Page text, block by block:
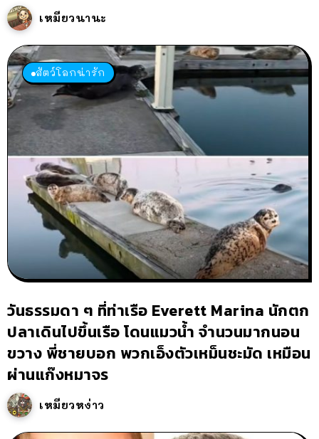
เหมียวนานะ
สัตว์โลกน่ารัก
วันธรรมดา ๆ ที่ท่าเรือ Everett Marina นักตก
ปลาเดินไปขึ้นเรือ โดนแมวน้ำ จำนวนมากนอน
ขวาง พี่ชายบอก พวกเอ็งตัวเหม็นชะมัด เหมือน
ผ่านแก๊งหมาจร
เหมียวหง่าว